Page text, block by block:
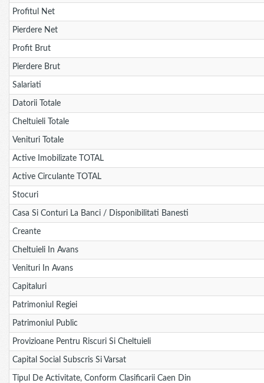
Profitul Net
Pierdere Net
Profit Brut
Pierdere Brut
Salariati
Datorii Totale
Cheltuieli Totale
Venituri Totale
Active Imobilizate TOTAL
Active Circulante TOTAL
Stocuri
Casa Si Conturi La Banci / Disponibilitati Banesti
Creante
Cheltuieli In Avans
Venituri In Avans
Capitaluri
Patrimoniul Regiei
Patrimoniul Public
Provizioane Pentru Riscuri Si Cheltuieli
Capital Social Subscris Si Varsat
Tipul De Activitate, Conform Clasificarii Caen Din